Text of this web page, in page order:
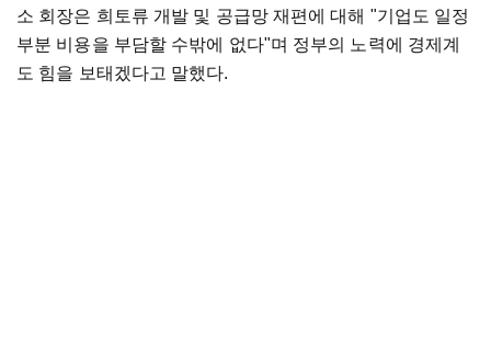
소 회장은 희토류 개발 및 공급망 재편에 대해 "기업도 일정
부분 비용을 부담할 수밖에 없다"며 정부의 노력에 경제계
도 힘을 보태겠다고 말했다.